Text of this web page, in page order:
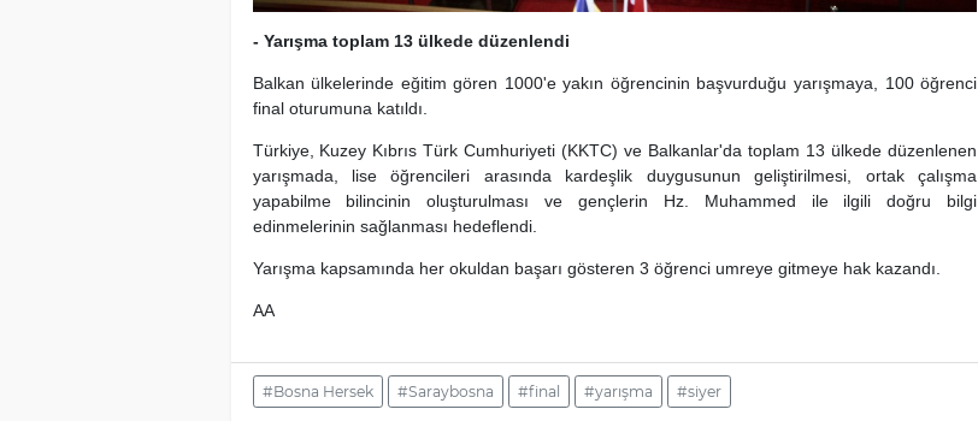
- Yarışma toplam 13 ülkede düzenlendi
Balkan ülkelerinde eğitim gören 1000'e yakın öğrencinin başvurduğu yarışmaya, 100 öğrenci
final oturumuna katıldı.
Türkiye, Kuzey Kıbrıs Türk Cumhuriyeti (KKTC) ve Balkanlar'da toplam 13 ülkede düzenlenen
yarışmada, lise öğrencileri arasında kardeşlik duygusunun geliştirilmesi, ortak çalışma
yapabilme bilincinin oluşturulması ve gençlerin Hz. Muhammed ile ilgili doğru bilgi
edinmelerinin sağlanması hedeflendi.
Yarışma kapsamında her okuldan başarı gösteren 3 öğrenci umreye gitmeye hak kazandı.
AA
#Bosna Hersek #Saraybosna #final #yarışma #siyer